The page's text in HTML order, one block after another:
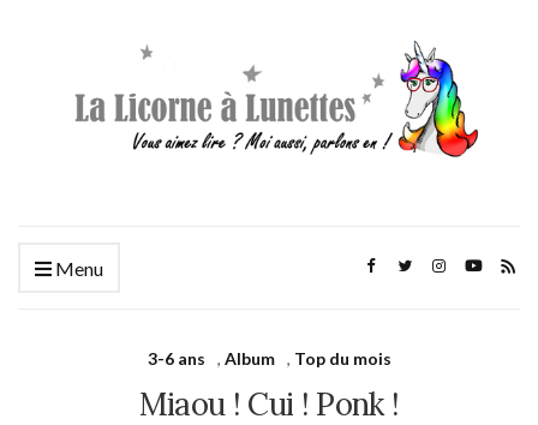
Menu
3-6 ans , Album , Top du mois
Miaou ! Cui ! Ponk !